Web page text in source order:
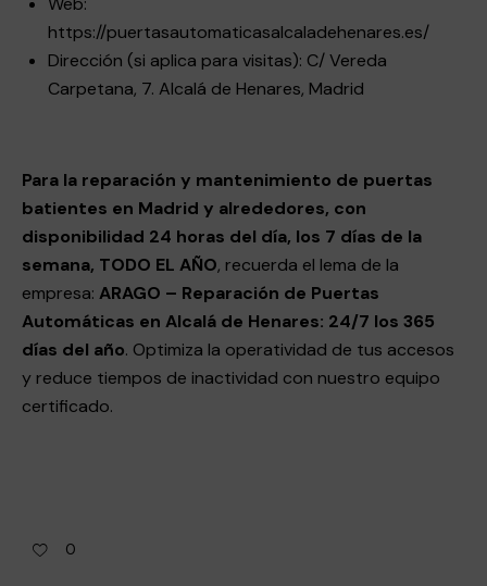
https://puertasautomaticasalcaladehenares.es/
Dirección (si aplica para visitas): C/ Vereda
Carpetana, 7. Alcalá de Henares, Madrid
Para la reparación y mantenimiento de puertas
batientes en Madrid y alrededores, con
disponibilidad 24 horas del día, los 7 días de la
semana, TODO EL AÑO, recuerda el lema de la
empresa: ARAGO – Reparación de Puertas
Automáticas en Alcalá de Henares: 24/7 los 365
días del año. Optimiza la operatividad de tus accesos
y reduce tiempos de inactividad con nuestro equipo
certificado.
0